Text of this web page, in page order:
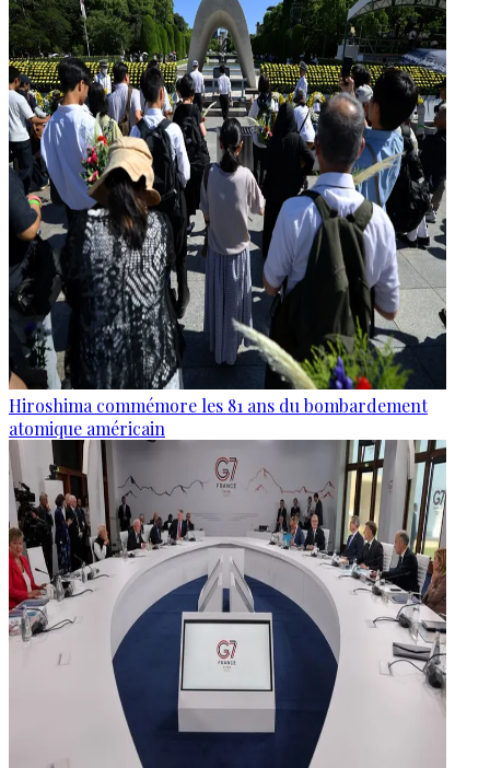
Hiroshima commémore les 81 ans du bombardement
atomique américain